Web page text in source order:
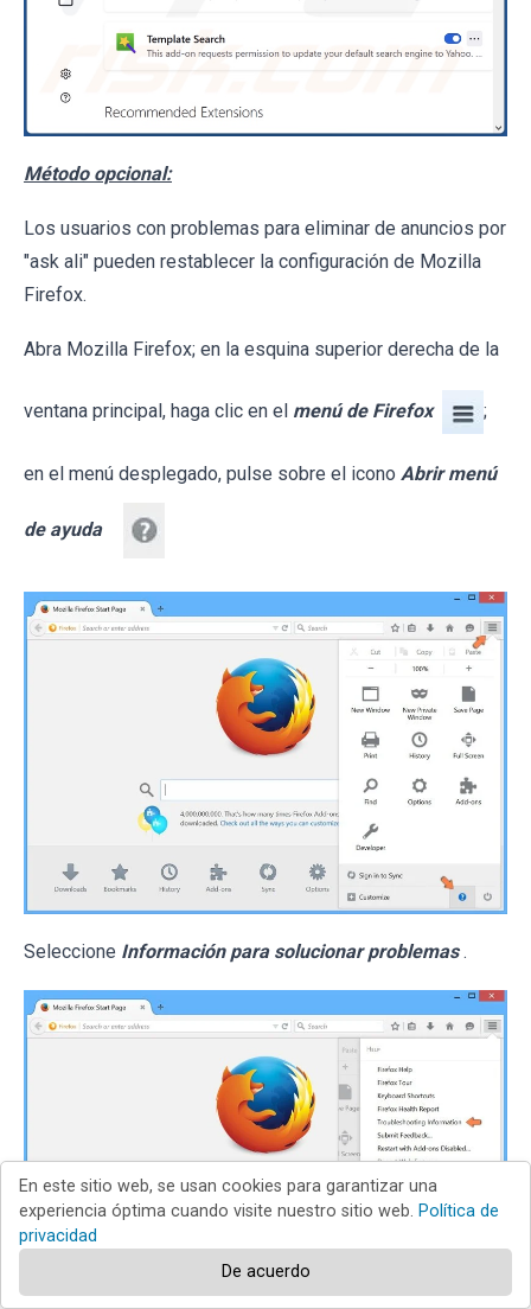
Método opcional:
Los usuarios con problemas para eliminar de anuncios por
"ask ali" pueden restablecer la configuración de Mozilla
Firefox.
Abra Mozilla Firefox; en la esquina superior derecha de la
ventana principal, haga clic en el menú de Firefox ;
en el menú desplegado, pulse sobre el icono Abrir menú
de ayuda
Seleccione Información para solucionar problemas .
En este sitio web, se usan cookies para garantizar una
experiencia óptima cuando visite nuestro sitio web. Política de
privacidad
De acuerdo